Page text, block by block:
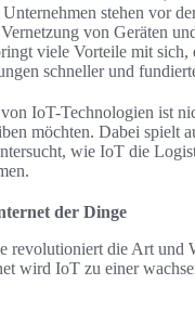
stehen vor
von Geräten
viele Vorteile mit sich,
schneller und
IoT-Technologien ist
möchten. Dabei spielt
wie IoT die
der Dinge
revolutioniert die Art und
wird IoT zu einer